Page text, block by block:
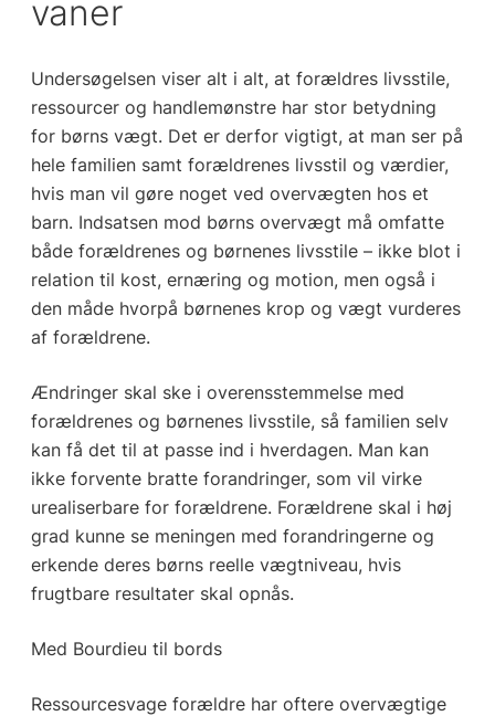
vaner
Undersøgelsen viser alt i alt, at forældres livsstile,
ressourcer og handlemønstre har stor betydning
for børns vægt. Det er derfor vigtigt, at man ser på
hele familien samt forældrenes livsstil og værdier,
hvis man vil gøre noget ved overvægten hos et
barn. Indsatsen mod børns overvægt må omfatte
både forældrenes og børnenes livsstile – ikke blot i
relation til kost, ernæring og motion, men også i
den måde hvorpå børnenes krop og vægt vurderes
af forældrene.
Ændringer skal ske i overensstemmelse med
forældrenes og børnenes livsstile, så familien selv
kan få det til at passe ind i hverdagen. Man kan
ikke forvente bratte forandringer, som vil virke
urealiserbare for forældrene. Forældrene skal i høj
grad kunne se meningen med forandringerne og
erkende deres børns reelle vægtniveau, hvis
frugtbare resultater skal opnås.
Med Bourdieu til bords
Ressourcesvage forældre har oftere overvægtige